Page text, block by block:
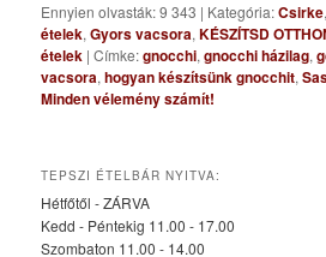
Ennyien olvasták: 9 343 | Kategória:Csirke,
ételek,Gyors vacsora,KÉSZÍTSD
ételek |Címke:gnocchi,gnocchi házilag,
vacsora,hogyan készítsünk gnocchit,
Minden vélemény számít!
TEPSZI ÉTELBÁR NYITVA:
Hétfőtől - ZÁRVA
Kedd - Péntekig 11.00 - 17.00
Szombaton 11.00 - 14.00